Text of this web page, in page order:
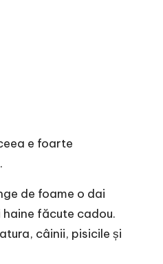
e foarte
de foame o dai
făcute cadou.
câinii, pisicile și